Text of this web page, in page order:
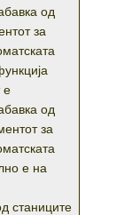
од
за
е
од
за
е на
станиците